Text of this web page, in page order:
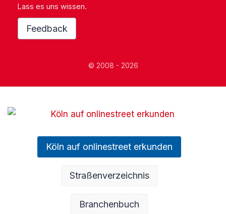
Lass es uns wissen.
Feedback
© 2008 - 2026
Köln auf onlinestreet erkunden
Straßenverzeichnis
Branchenbuch